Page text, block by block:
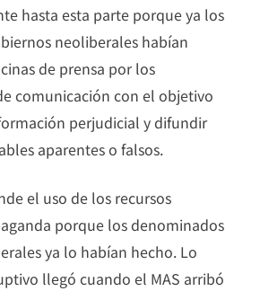
hasta esta parte porque ya los
neoliberales habían
de prensa por los
comunicación con el objetivo
perjudicial y difundir
aparentes o falsos.
el uso de los recursos
porque los denominados
ya lo habían hecho. Lo
llegó cuando el MAS arribó